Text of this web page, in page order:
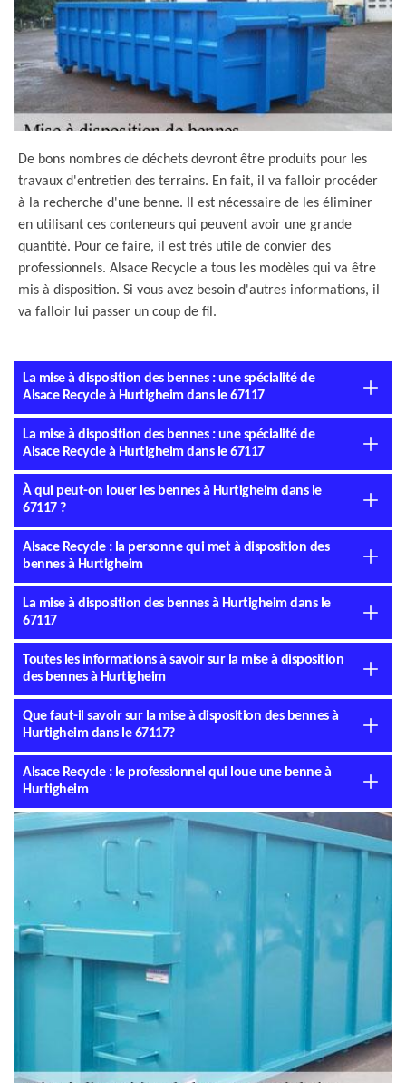
De bons nombres de déchets devront être produits pour les
travaux d'entretien des terrains. En fait, il va falloir procéder
à la recherche d'une benne. Il est nécessaire de les éliminer
en utilisant ces conteneurs qui peuvent avoir une grande
quantité. Pour ce faire, il est très utile de convier des
professionnels. Alsace Recycle a tous les modèles qui va être
mis à disposition. Si vous avez besoin d'autres informations, il
va falloir lui passer un coup de fil.
La mise à disposition des bennes : une spécialité de
Alsace Recycle à Hurtigheim dans le 67117
La mise à disposition des bennes : une spécialité de
Alsace Recycle à Hurtigheim dans le 67117
À qui peut-on louer les bennes à Hurtigheim dans le
67117 ?
Alsace Recycle : la personne qui met à disposition des
bennes à Hurtigheim
La mise à disposition des bennes à Hurtigheim dans le
67117
Toutes les informations à savoir sur la mise à disposition
des bennes à Hurtigheim
Que faut-il savoir sur la mise à disposition des bennes à
Hurtigheim dans le 67117?
Alsace Recycle : le professionnel qui loue une benne à
Hurtigheim